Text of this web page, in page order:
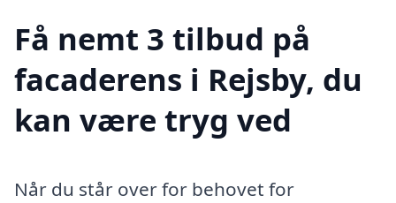
Få nemt 3 tilbud på
facaderens i Rejsby, du
kan være tryg ved
Når du står over for behovet for